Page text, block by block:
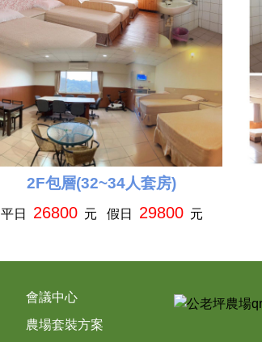
2F包層(32~34人套房)
平日 26800元 假日 29800元
會議中心
農場套裝方案